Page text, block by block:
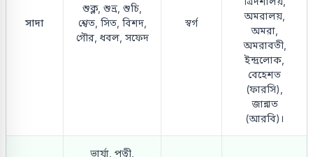
সাদা
শুক্ল, শুভ্র, শুচি,
শ্বেত, সিত, বিশদ,
গৌর, ধবল, সফেদ
স্বর্গ
অমরালয়,
অমরা,
অমরাবতী,
ইন্দ্রলোক,
বেহেশত
(ফারসি),
জান্নাত
(আরবি)।
ভার্যা, পত্নী,